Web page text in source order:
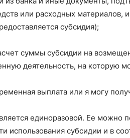
или расходных материалов,
субсидия);
суммы субсидии на
деятельность, на которую
выплата или я могу
единоразовой. Ее можно
использования субсидии и в